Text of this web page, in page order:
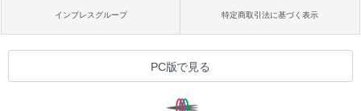
インプレスグループ 特定商取引法に基づく表示
PC版で見る